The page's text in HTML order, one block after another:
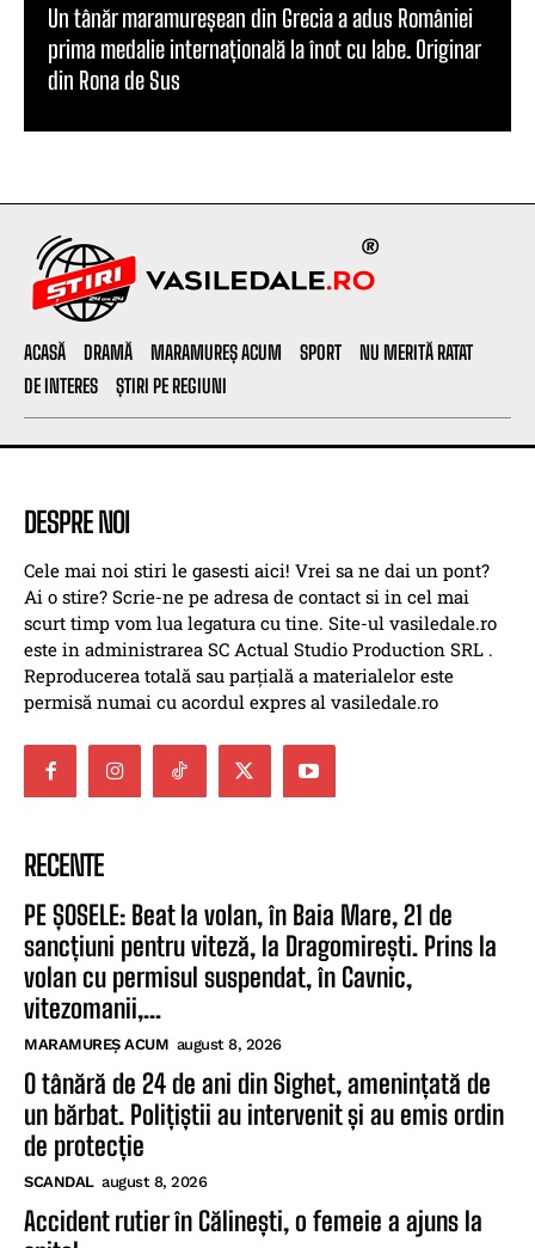
Un tânăr maramureșean din Grecia a adus României
prima medalie internațională la înot cu labe. Originar
din Rona de Sus
ACASĂ DRAMĂ MARAMUREȘ ACUM SPORT
NU MERITĂ RATAT
DE INTERES
ȘTIRI PE REGIUNI
DESPRE NOI
Cele mai noi stiri le gasesti aici! Vrei sa ne dai un pont?
Ai o stire? Scrie-ne pe adresa de contact si in cel mai
scurt timp vom lua legatura cu tine. Site-ul vasiledale.ro
este in administrarea SC Actual Studio Production SRL .
Reproducerea totală sau parțială a materialelor este
permisă numai cu acordul expres al vasiledale.ro
RECENTE
PE ȘOSELE: Beat la volan, în Baia Mare, 21 de
sancțiuni pentru viteză, la Dragomirești. Prins la
volan cu permisul suspendat, în Cavnic,
vitezomanii,...
MARAMUREȘ ACUM august 8, 2026
O tânără de 24 de ani din Sighet, amenințată de
un bărbat. Polițiștii au intervenit și au emis ordin
de protecție
SCANDAL august 8, 2026
Accident rutier în Călinești, o femeie a ajuns la